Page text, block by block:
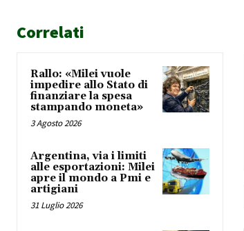
Correlati
Rallo: «Milei vuole
impedire allo Stato di
finanziare la spesa
stampando moneta»
3 Agosto 2026
Argentina, via i limiti
alle esportazioni: Milei
apre il mondo a Pmi e
artigiani
31 Luglio 2026